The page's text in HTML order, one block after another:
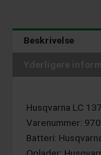
Beskrivelse
Husqvarna LC
Varenummer:
Batteri: